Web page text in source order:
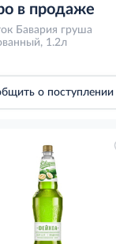
в продаже
Бавария груша
1.2л
о поступлении